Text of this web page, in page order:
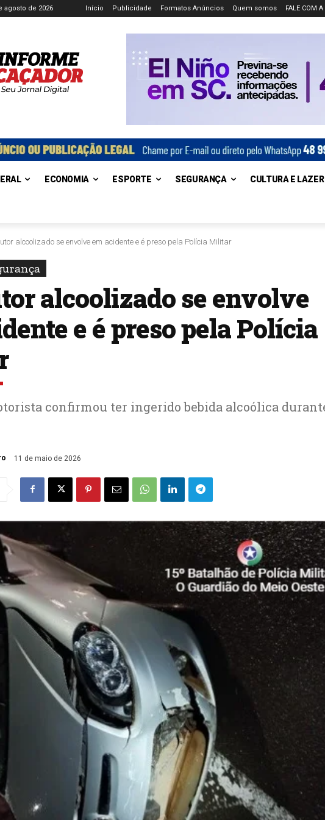
agosto de 2026 Início Publicidade Formatos Anúncios Quem somos FALE COM A
ECONOMIA ESPORTE SEGURANÇA CULTURA E LAZER
alcoolizado se envolve em acidente e é preso pela Polícia Militar
alcoolizado se envolve
e é preso pela Polícia
confirmou ter ingerido bebida alcoólica
11 de maio de 2026